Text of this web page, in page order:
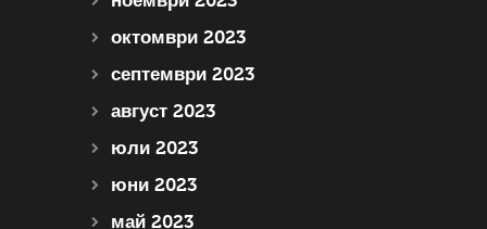
октомври 2023
септември 2023
август 2023
юли 2023
юни 2023
май 2023